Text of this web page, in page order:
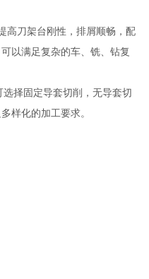
高刀架台刚性，排屑顺畅，配
以满足复杂的车、铣、钻复
选择固定导套切削，无导套切
样化的加工要求。